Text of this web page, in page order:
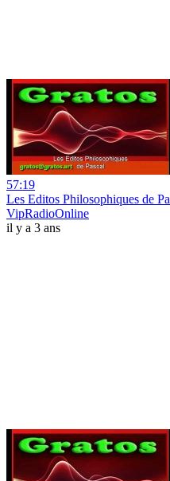
57:19
Les Editos Philosophiques de
VipRadioOnline
il y a 3 ans